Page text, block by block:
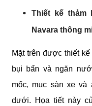
Thiết kế thảm
Navara thông
Mặt trên được thiết
bụi bẩn và ngăn
mốc, mục sàn xe
dưới. Họa tiết này